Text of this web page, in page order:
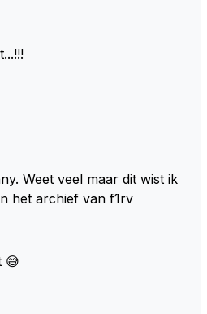
Next...!!!
Weet veel maar dit wist ik
het archief van f1rv
😅